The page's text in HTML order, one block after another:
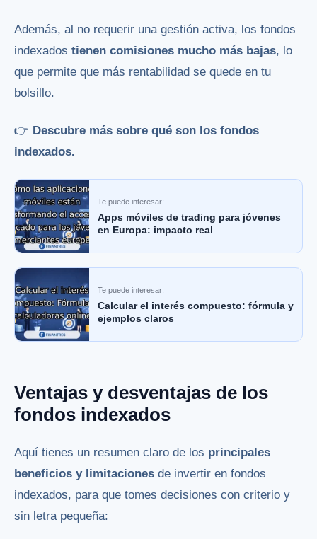
Además, al no requerir una gestión activa, los fondos
indexados tienen comisiones mucho más bajas, lo
que permite que más rentabilidad se quede en tu
bolsillo.
👉 Descubre más sobre qué son los fondos
indexados.
Te puede interesar:
Apps móviles de trading para jóvenes
en Europa: impacto real
Te puede interesar:
Calcular el interés compuesto: fórmula y
ejemplos claros
Ventajas y desventajas de los
fondos indexados
Aquí tienes un resumen claro de los principales
beneficios y limitaciones de invertir en fondos
indexados, para que tomes decisiones con criterio y
sin letra pequeña: